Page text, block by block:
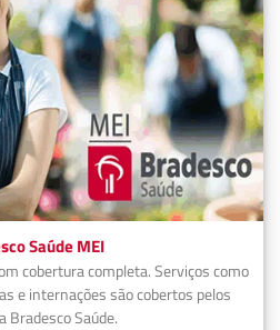
Saúde MEI
cobertura completa. Serviços como
e internações são cobertos pelos
Bradesco Saúde.